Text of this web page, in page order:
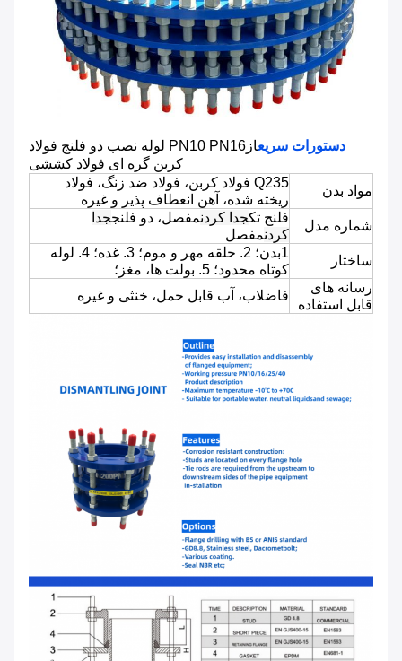
دستورات سريعاز
PN10 PN16 لوله نصب دو فلنج فولاد
کربن گره ای فولاد کششی
مواد بدن
Q235 فولاد کربن، فولاد ضد زنگ، فولاد
ریخته شده، آهن انعطاف پذیر و غیره
شماره مدل
فلنج تکجدا کردنمفصل، دو فلنججدا
کردنمفصل
ساختار
1بدن؛ 2. حلقه مهر و موم؛ 3. غده؛ 4. لوله
کوتاه محدود؛ 5. بولت ها، مغز؛
رسانه های
قابل استفاده
فاضلاب، آب قابل حمل، خنثی و غیره